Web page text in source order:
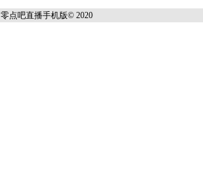
零点吧直播手机版© 2020